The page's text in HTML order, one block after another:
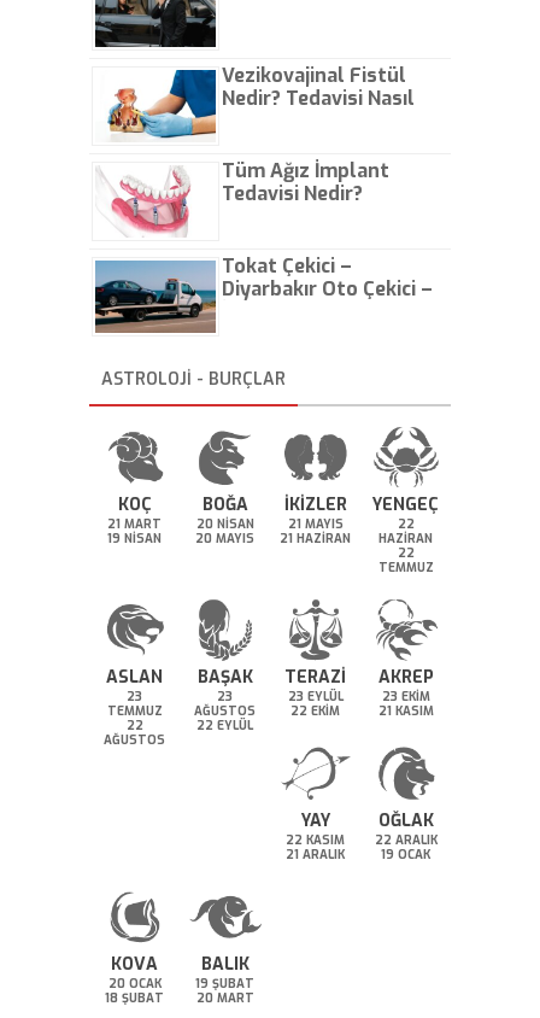
Vezikovajinal Fistül
Nedir? Tedavisi Nasıl
Tüm Ağız İmplant
Tedavisi Nedir?
Tokat Çekici –
Diyarbakır Oto Çekici –
ASTROLOJİ - BURÇLAR
KOÇ
21 MART
19 NİSAN
BOĞA
20 NİSAN
20 MAYIS
İKİZLER
21 MAYIS
21 HAZİRAN
YENGEÇ
22
HAZİRAN
22
TEMMUZ
ASLAN
23
TEMMUZ
22
AĞUSTOS
BAŞAK
23
AĞUSTOS
22 EYLÜL
TERAZİ
23 EYLÜL
22 EKİM
AKREP
23 EKİM
21 KASIM
YAY
22 KASIM
21 ARALIK
OĞLAK
22 ARALIK
19 OCAK
KOVA
20 OCAK
18 ŞUBAT
BALIK
19 ŞUBAT
20 MART